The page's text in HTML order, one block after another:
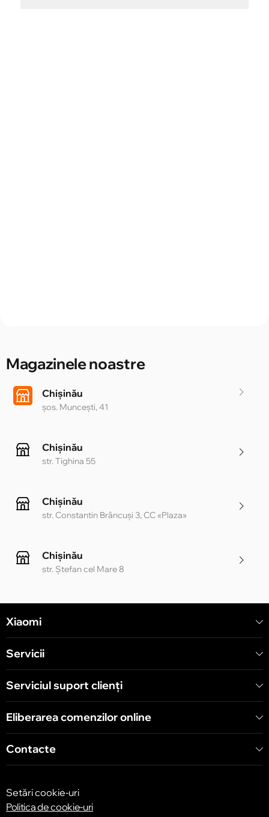
Magazinele noastre
Chișinău
șos. Muncești, 41
Chișinău
str. Tighina 55
Chișinău
str. Constantin Brâncuși 3, CC «Plaza»
Chișinău
str. Ștefan cel Mare 8
Chișinău
str. Arborilor 21, CC «Shopping MallDova»
Xiaomi
Servicii
Serviciul suport clienţi
Eliberarea comenzilor online
Contacte
Setări cookie-uri
Politica de cookie-uri